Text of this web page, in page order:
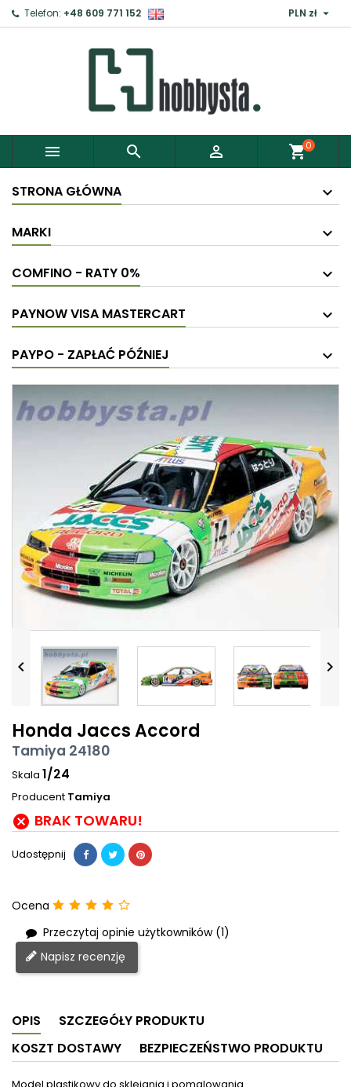
Telefon: +48 609 771 152 PLN zł 
   shopping_cart0
STRONA GŁÓWNA
MARKI
COMFINO - RATY 0%
PAYNOW VISA MASTERCART
PAYPO - ZAPŁAĆ PÓŹNIEJ
 
Honda Jaccs Accord
Tamiya 24180
Skala 1/24
Producent Tamiya
 BRAK TOWARU!
Udostępnij
Ocena
Przeczytaj opinie użytkowników (1)
Napisz recenzję
OPIS
SZCZEGÓŁY PRODUKTU
KOSZT DOSTAWY
BEZPIECZEŃSTWO PRODUKTU
Model plastikowy do sklejania i pomalowania.